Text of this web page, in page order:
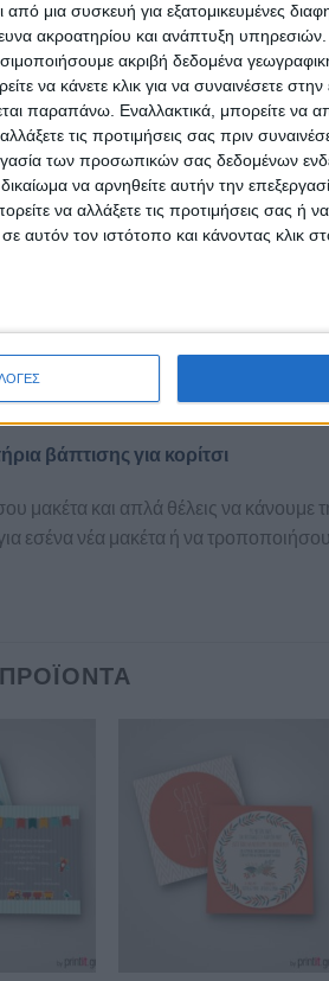
μια συσκευή για εξατομικευμένες
ακροατηρίου και ανάπτυξη υπηρεσιών.
ακριβή δεδομένα
να κάνετε κλικ για να συναινέσετε στην
παραπάνω. Εναλλακτικά, μπορείτε να
τις προτιμήσεις σας πριν
των προσωπικών σας δεδομένων
να αρνηθείτε αυτήν την
να αλλάξετε τις προτιμήσεις σας ή
αυτόν τον ιστότοπο και κάνοντας κλικ
(0) ΔΙΑΔΙΚΑΣΊΑ ΑΓΟΡΆΣ
βάπτισης αγοριού 15×22 εκατοστά
που σου αρέσει, αγόρασε online
βάπτισης για κορίτσι
μακέτα και απλά θέλεις να κάνουμε
εσένα νέα μακέτα ή να